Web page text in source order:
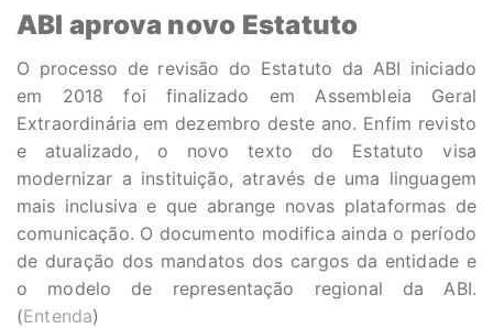
ABI aprova novo Estatuto
O processo de revisão do Estatuto da ABI iniciado
em 2018 foi finalizado em Assembleia Geral
Extraordinária em dezembro deste ano. Enfim revisto
e atualizado, o novo texto do Estatuto visa
modernizar a instituição, através de uma linguagem
mais inclusiva e que abrange novas plataformas de
comunicação. O documento modifica ainda o período
de duração dos mandatos dos cargos da entidade e
o modelo de representação regional da ABI.
(Entenda)